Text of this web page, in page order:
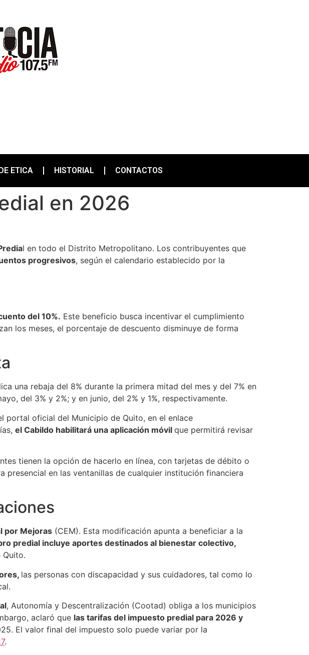
ETICA HISTORIAL CONTACTOS
en 2026
l en todo el Distrito Metropolitano. Los contribuyentes que
progresivos, según el calendario establecido por la
del 10%. Este beneficio busca incentivar el cumplimiento
los meses, el porcentaje de descuento disminuye de forma
una rebaja del 8% durante la primera mitad del mes y del 7% en
del 3% y 2%; y en junio, del 2% y 1%, respectivamente.
portal oficial del Municipio de Quito, en el enlace
el Cabildo habilitará una aplicación móvil que permitirá revisar
tienen la opción de hacerlo en línea, con tarjetas de débito o
presencial en las ventanillas de cualquier institución financiera
por Mejoras (CEM). Esta modificación apunta a beneficiar a la
predial incluye aportes destinados al bienestar colectivo,
Quito.
las personas con discapacidad y sus cuidadores, tal como lo
, Autonomía y Descentralización (Cootad) obliga a los municipios
aclaró que las tarifas del impuesto predial para 2026 y
El valor final del impuesto solo puede variar por la
.